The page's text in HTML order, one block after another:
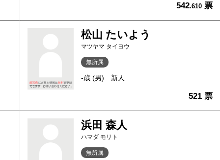
542.610 票
松山 たいよう
マツヤマ タイヨウ
無所属
-歳 (男) 新人
521 票
浜田 森人
ハマダ モリト
無所属